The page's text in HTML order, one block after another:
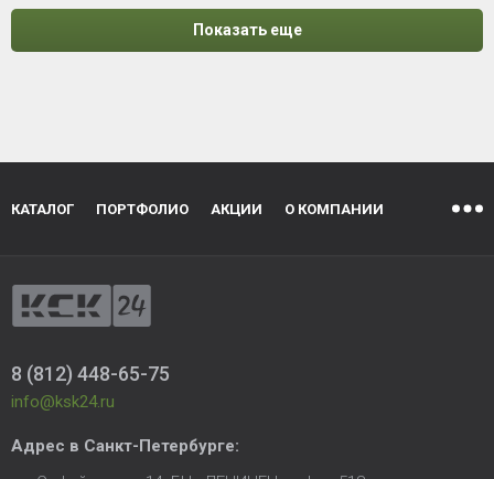
Показать еще
КАТАЛОГ ПОРТФОЛИО АКЦИИ О КОМПАНИИ
8 (812) 448-65-75
info@ksk24.ru
Адрес в Санкт-Петербурге: